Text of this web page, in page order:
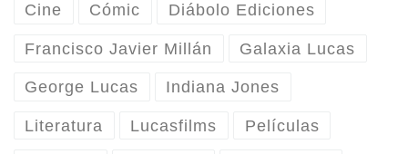
Cine Cómic Diábolo Ediciones
Francisco Javier Millán Galaxia Lucas
George Lucas Indiana Jones
Literatura Lucasfilms Películas